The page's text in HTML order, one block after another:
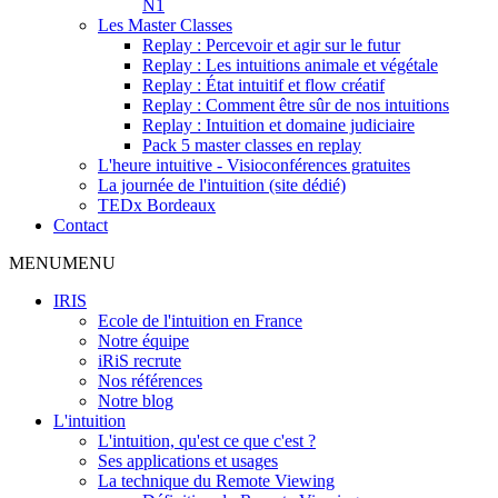
N1
Les Master Classes
Replay : Percevoir et agir sur le futur
Replay : Les intuitions animale et végétale
Replay : État intuitif et flow créatif
Replay : Comment être sûr de nos intuitions
Replay : Intuition et domaine judiciaire
Pack 5 master classes en replay
L'heure intuitive - Visioconférences gratuites
La journée de l'intuition (site dédié)
TEDx Bordeaux
Contact
MENUMENU
IRIS
Ecole de l'intuition en France
Notre équipe
iRiS recrute
Nos références
Notre blog
L'intuition
L'intuition, qu'est ce que c'est ?
Ses applications et usages
La technique du Remote Viewing